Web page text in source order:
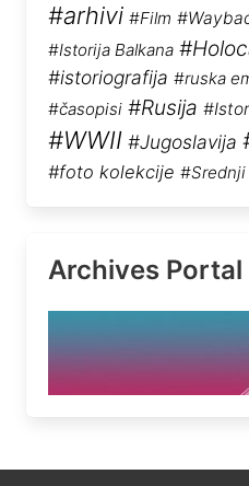
#arhivi #Film
#Istorija Balkana
#istoriografija #ruska
#časopisi #Rusija
#WWII #Jugoslavija
#foto kolekcije #Srednji
Archives Portal